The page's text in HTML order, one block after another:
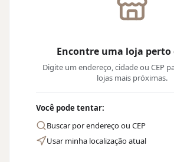
Encontre uma loja perto
Digite um endereço, cidade ou CEP
lojas mais próximas.
Você pode tentar:
Buscar por endereço ou CEP
Usar minha localização atual